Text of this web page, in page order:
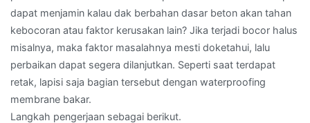
dapat menjamin kalau dak berbahan dasar beton akan tahan
kebocoran atau faktor kerusakan lain? Jika terjadi bocor halus
misalnya, maka faktor masalahnya mesti doketahui, lalu
perbaikan dapat segera dilanjutkan. Seperti saat terdapat
retak, lapisi saja bagian tersebut dengan waterproofing
membrane bakar.
Langkah pengerjaan sebagai berikut.